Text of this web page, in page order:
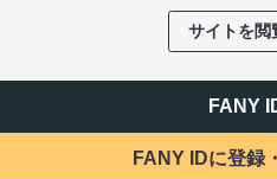
サイトを閲
FANY
FANY IDに登録